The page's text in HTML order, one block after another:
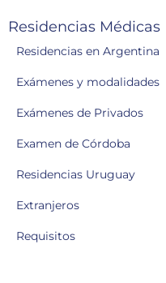
Residencias Médicas
Residencias en Argentina
Exámenes y modalidades
Exámenes de Privados
Examen de Córdoba
Residencias Uruguay
Extranjeros
Requisitos